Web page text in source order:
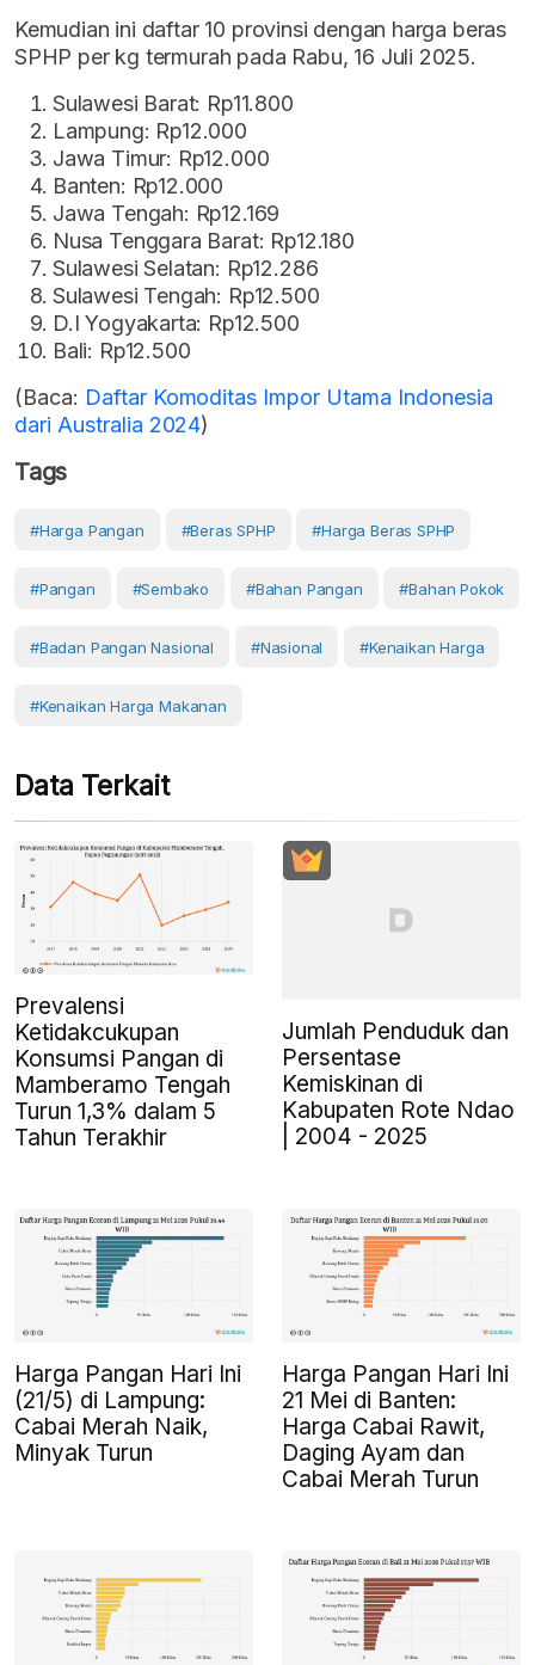
Kemudian ini daftar 10 provinsi dengan harga beras
SPHP per kg termurah pada Rabu, 16 Juli 2025.
Sulawesi Barat: Rp11.800
Lampung: Rp12.000
Jawa Timur: Rp12.000
Banten: Rp12.000
Jawa Tengah: Rp12.169
Nusa Tenggara Barat: Rp12.180
Sulawesi Selatan: Rp12.286
Sulawesi Tengah: Rp12.500
D.I Yogyakarta: Rp12.500
Bali: Rp12.500
(Baca: Daftar Komoditas Impor Utama Indonesia
dari Australia 2024)
Tags
#Harga Pangan #Beras SPHP #Harga Beras SPHP
#Pangan #Sembako #Bahan Pangan #Bahan Pokok
#Badan Pangan Nasional #Nasional #Kenaikan Harga
#kenaikan Harga Makanan
Data Terkait
Prevalensi
Ketidakcukupan
Konsumsi Pangan di
Mamberamo Tengah
Turun 1,3% dalam 5
Tahun Terakhir
Jumlah Penduduk dan
Persentase
Kemiskinan di
Kabupaten Rote Ndao
| 2004 - 2025
Harga Pangan Hari Ini
(21/5) di Lampung:
Cabai Merah Naik,
Minyak Turun
Harga Pangan Hari Ini
21 Mei di Banten:
Harga Cabai Rawit,
Daging Ayam dan
Cabai Merah Turun